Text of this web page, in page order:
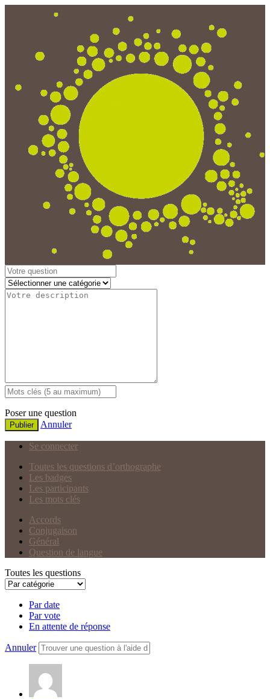
Poser une question
Publier Annuler
Se connecter
Toutes les questions d’orthographe
Les badges
Les participants
Les mots clés
Accords
Conjugaison
Général
Question de langue
Toutes les questions
Par date
Par vote
En attente de réponse
Annuler